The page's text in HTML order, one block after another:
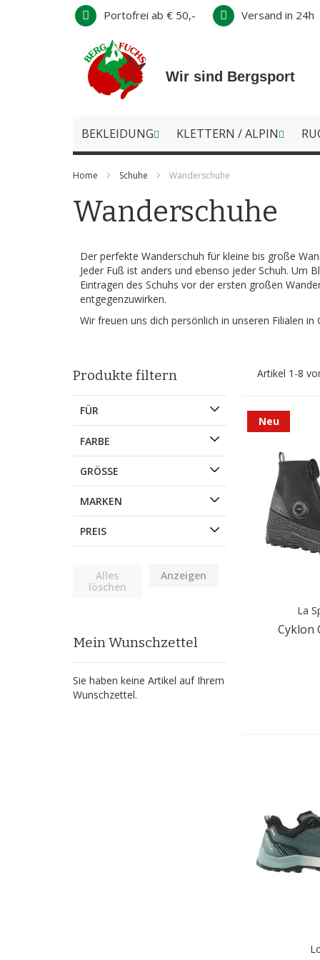
Direkt
Inhalt
Portofrei ab € 50,- Versand in 24h
Wir sind Bergsport
BEKLEIDUNG KLETTERN / ALPIN
Home Schuhe Wanderschuhe
Wanderschuhe
Der perfekte Wanderschuh für kleine bis große
Jeder Fuß ist anders und ebenso jeder Schuh. Um
Eintragen des Schuhs vor der ersten großen
entgegenzuwirken.
Wir freuen uns dich persönlich in unseren Filialen
Artikel 1 -8
Neu
La
Cyklon
Produkte filtern
FÜR
FARBE
GRÖSSE
MARKEN
PREIS
Alles
löschen
Anzeigen
Mein Wunschzettel
Sie haben keine Artikel auf Ihrem
Wunschzettel.